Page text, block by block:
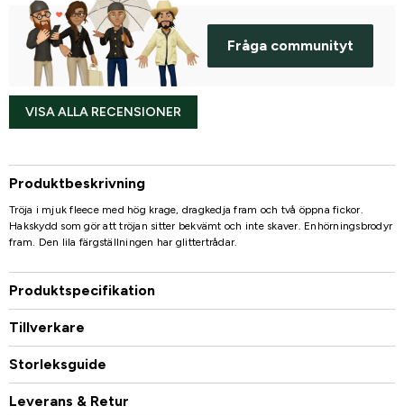
Fråga communityt
VISA ALLA RECENSIONER
Produktbeskrivning
Tröja i mjuk fleece med hög krage, dragkedja fram och två öppna fickor.
Hakskydd som gör att tröjan sitter bekvämt och inte skaver. Enhörningsbrodyr
fram. Den lila färgställningen har glittertrådar.
Produktspecifikation
Tillverkare
Storleksguide
Leverans & Retur